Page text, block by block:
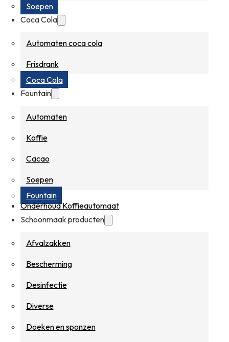
Soepen
Coca Cola
Automaten coca cola
Frisdrank
Coca Cola
Fountain
Automaten
Koffie
Cacao
Soepen
Fountain
Onderhoud Koffieautomaat
Schoonmaak producten
Afvalzakken
Bescherming
Desinfectie
Diverse
Doeken en sponzen